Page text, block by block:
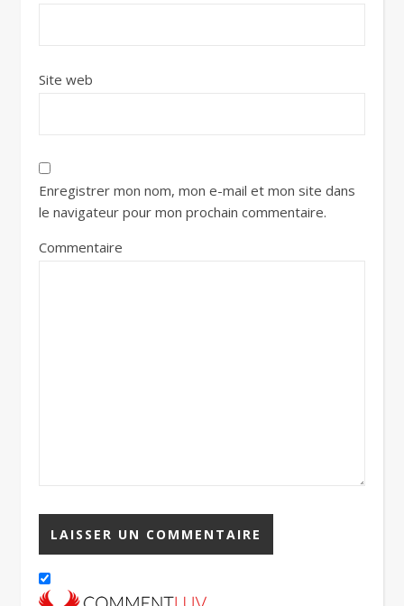
Site web
Enregistrer mon nom, mon e-mail et mon site dans
le navigateur pour mon prochain commentaire.
Commentaire